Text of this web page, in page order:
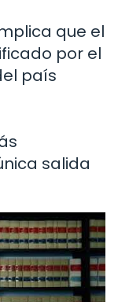
que el
por el
país
salida